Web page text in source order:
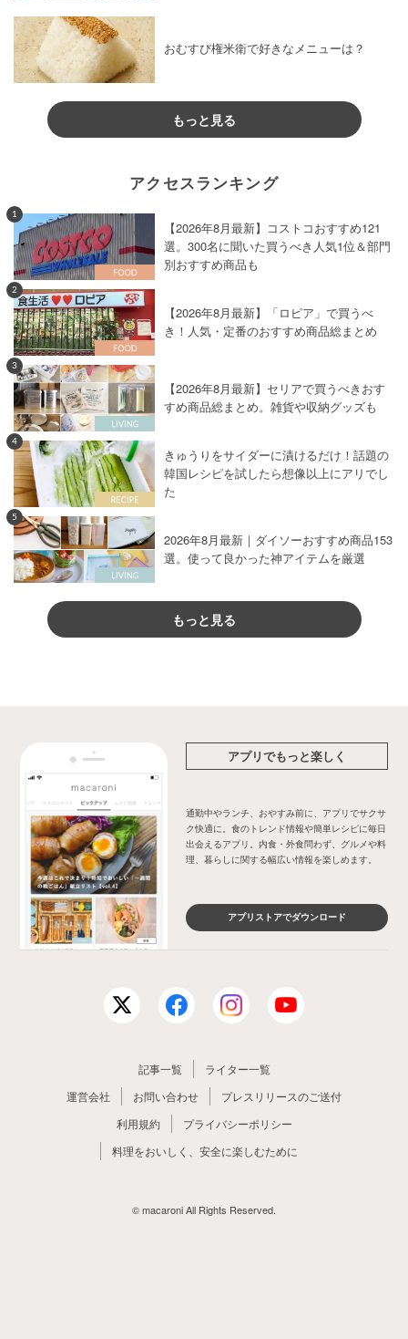
おむすび権米衛で好きなメニューは？
もっと見る
アクセスランキング
1
【2026年8月最新】コストコおすすめ121
選。300名に聞いた買うべき人気1位＆部門
別おすすめ商品も
2
【2026年8月最新】「ロピア」で買うべ
き！人気・定番のおすすめ商品総まとめ
3
【2026年8月最新】セリアで買うべきおす
すめ商品総まとめ。雑貨や収納グッズも
4
きゅうりをサイダーに漬けるだけ！話題の
韓国レシピを試したら想像以上にアリでし
た
5
2026年8月最新｜ダイソーおすすめ商品153
選。使って良かった神アイテムを厳選
もっと見る
アプリでもっと楽しく
通勤中やランチ、おやすみ前に、アプリでサクサ
ク快適に。食のトレンド情報や簡単レシピに毎日
出会えるアプリ。内食・外食問わず、グルメや料
理、暮らしに関する幅広い情報を楽しめます。
アプリストアでダウンロード
記事一覧
ライター一覧
運営会社
お問い合わせ
プレスリリースのご送付
利用規約
プライバシーポリシー
料理をおいしく、安全に楽しむために
© macaroni All Rights Reserved.